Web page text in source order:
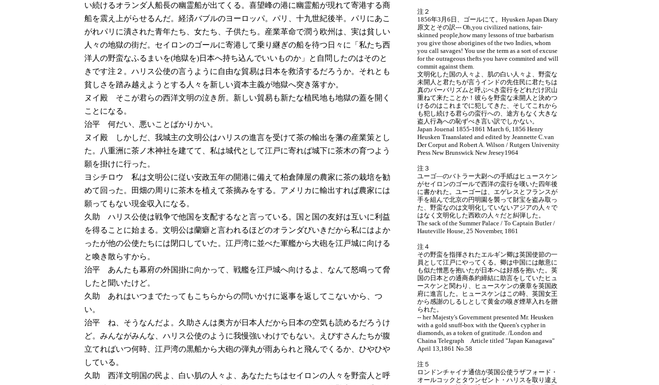
い続けるオランダ人船長の幽霊船が出てくる。喜望峰の港に幽霊船が現れて寄港する商
船を震え上がらせるんだ。経済バブルのヨーロッパ。パリ、十九世紀後半。パリにあこ
がれパリに潰された青年たち、女たち、子供たち。産業革命で潤う欧州は、実は貧しい
人々の地獄の街だ。セイロンのゴールに寄港して乗り継ぎの船を待つ日々に「私たち西
洋人の野蛮なふるまいを(地獄を)日本へ持ち込んでいいものか」と自問したのはそのと
きです注２。ハリス公使の言うように自由な貿易は日本を救済するだろうか。それとも
貧しさを踏み越えようとする人々を新しい資本主義が地獄へ突き落すか。
ヌイ殿 そこが君らの西洋文明の泣き所。新しい貿易も新たな植民地も地獄の蓋を開く
ことになる。
治平 何だい、悪いことばかりかい。
ヌイ殿 しかしだ、我城主の文明公はハリスの進言を受けて茶の輸出を藩の産業策とし
た。八重洲に茶ノ木神社を建てて、私は城代として江戸に寄れば城下に茶木の育つよう
願を掛けに行った。
ヨシチロウ 私は文明公に従い安政五年の開港に備えて柏倉陣屋の農家に茶の栽培を勧
めて回った。田畑の周りに茶木を植えて茶摘みをする。アメリカに輸出すれば農家には
願ってもない現金収入になる。
久助 ハリス公使は戦争で他国を支配するなと言っている。国と国の友好は互いに利益
を得ることに始まる。文明公は蘭癖と言われるほどのオランダびいきだから私にはよか
ったが他の公使たちには閉口していた。江戸湾に並べた軍艦から大砲を江戸城に向ける
と喚き散らすから。
治平 あんたも幕府の外国掛に向かって、戦艦を江戸城へ向けるよ、なんて怒鳴って脅
したと聞いたけど。
久助 あれはいつまでたってもこちらからの問いかけに返事を返してこないから、つ
い。
治平 ね、そうなんだよ。久助さんは奥方が日本人だから日本の空気も読めるだろうけ
ど。みんながみんな、ハリス公使のように我慢強いわけでもない。えびすさんたちが腹
立てればいつ何時、江戸湾の黒船から大砲の弾丸が雨あられと飛んでくるか、ひやひや
している。
久助 西洋文明国の民よ、白い肌の人々よ、あなたたちはセイロンの人々を野蛮人と呼
注２
1856年3月6日、ゴールにて。Hyusken Japan Diary
原文とその訳--- Oh,you civilized nations, fair-
skinned people,how many lessons of true barbarism
you give those aborigines of the two Indies, whom
you call savages! You use the term as a sort of excuse
for the outrageous thefts you have commited and will
commit against them.
文明化した国の人々よ、肌の白い人々よ、野蛮な
未開人と君たちが言うインドの先住民に君たちは
真のバーバリズムと呼ぶべき蛮行をどれだけ沢山
重ねて来たことか！彼らを野蛮な未開人と決めつ
けるのはこれまでに犯してきた、そしてこれから
も犯し続ける君らの蛮行への、途方もなく大きな
盗人行為への恥ずべき言い訳でしかない。
Japan Jouenal 1855-1861 March 6, 1856 Henry
Heusken Traanslated and edited by Jeannette C.van
Der Corput and Robert A. Wilson / Rutgers University
Press New Brunswick New Jresey1964
注３
ユーゴ―のバトラー大尉への手紙はヒュースケン
がセイロンのゴールで西洋の蛮行を嘆いた四年後
に書かれた。ユーゴーは、エゲレスとフランスが
手を組んで北京の円明園を襲って財宝を盗み取っ
た、野蛮なのは文明化していないアジアの人々で
はなく文明化した西欧の人々だと糾弾した。
The sack of the Summer Palace / To Captain Butler /
Hauteville House, 25 November, 1861
注４
その野蛮を指揮されたエルギン卿は英国使節の一
員として江戸にやってくる。卿は中国には敵意に
も似た憎悪を抱いたが日本へは好感を抱いた。英
国の日本との通商条約締結に助言をしていたヒュ
ースケンと関わり、ヒュースケンの褒章を英国政
府に進言した。ヒュースケンはこの時、英国女王
から感謝のしるしとして黄金の嗅ぎ煙草入れを贈
られた。
-- her Majesty's Government presented Mr. Heusken
with a gold snuff-box with the Queen's cypher in
diamonds, as a token of gratitude. /London and
Chaina Telegraph Article titled "Japan Kanagawa"
April 13,1861 No.58
注５
ロンドンチャイナ通信が英国公使ラザフォード・
オールコックとタウンゼント・ハリスを取り違え